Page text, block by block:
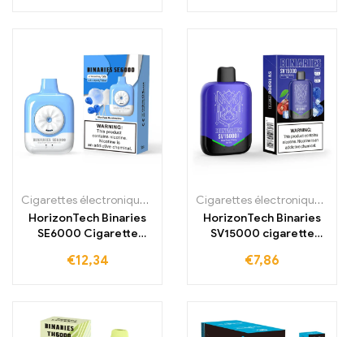
Cigarettes électroniques jetables ,Cigarettes électroniques
HorizonTech Binaries
SE6000 Cigarette
6000 bouffées
€12,34
Cigarettes électroniques jetables
HorizonTech Binaries
SV15000 cigarette
15000 bouffées
€7,86